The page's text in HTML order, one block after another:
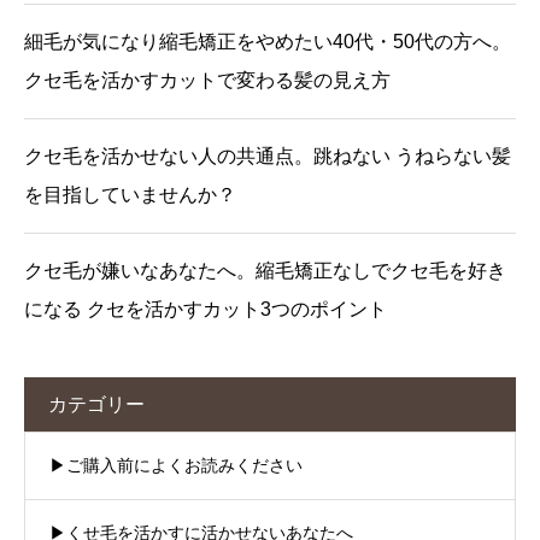
細毛が気になり縮毛矯正をやめたい40代・50代の方へ。
クセ毛を活かすカットで変わる髪の見え方
クセ毛を活かせない人の共通点。跳ねない うねらない髪
を目指していませんか？
クセ毛が嫌いなあなたへ。縮毛矯正なしでクセ毛を好き
になる クセを活かすカット3つのポイント
カテゴリー
▶︎ご購入前によくお読みください
▶︎くせ毛を活かすに活かせないあなたへ